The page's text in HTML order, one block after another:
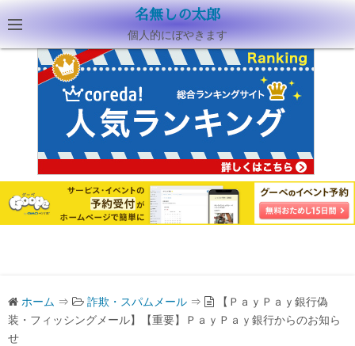
名無しの太郎
個人的にぼやきます
ホーム ⇒ 詐欺・スパムメール ⇒
【ＰａｙＰａｙ銀行偽
装・フィッシングメール】【重要】ＰａｙＰａｙ銀行からのお知ら
せ